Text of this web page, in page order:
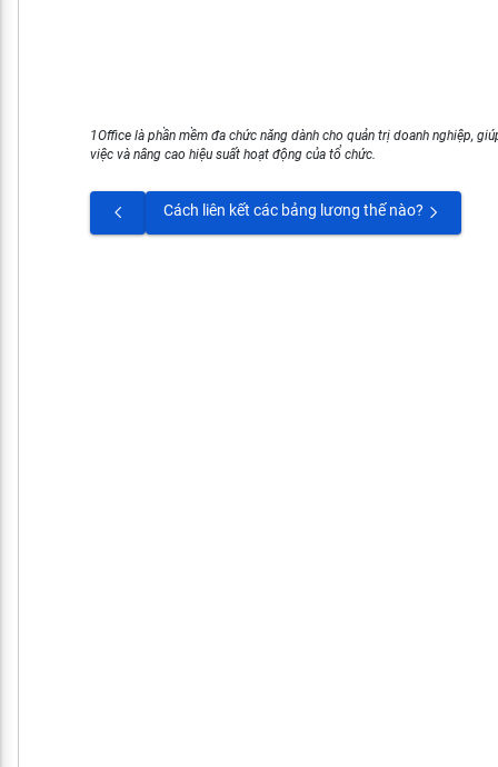
1Office là phần mềm đa chức năng dành cho quản trị doanh nghiệp,
việc và nâng cao hiệu suất hoạt động của tổ chức.
Cách liên kết các bảng lương thế nào?